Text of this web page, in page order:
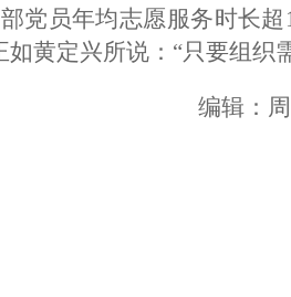
党员年均志愿服务时长
如黄定兴所说：“只要组织
编辑